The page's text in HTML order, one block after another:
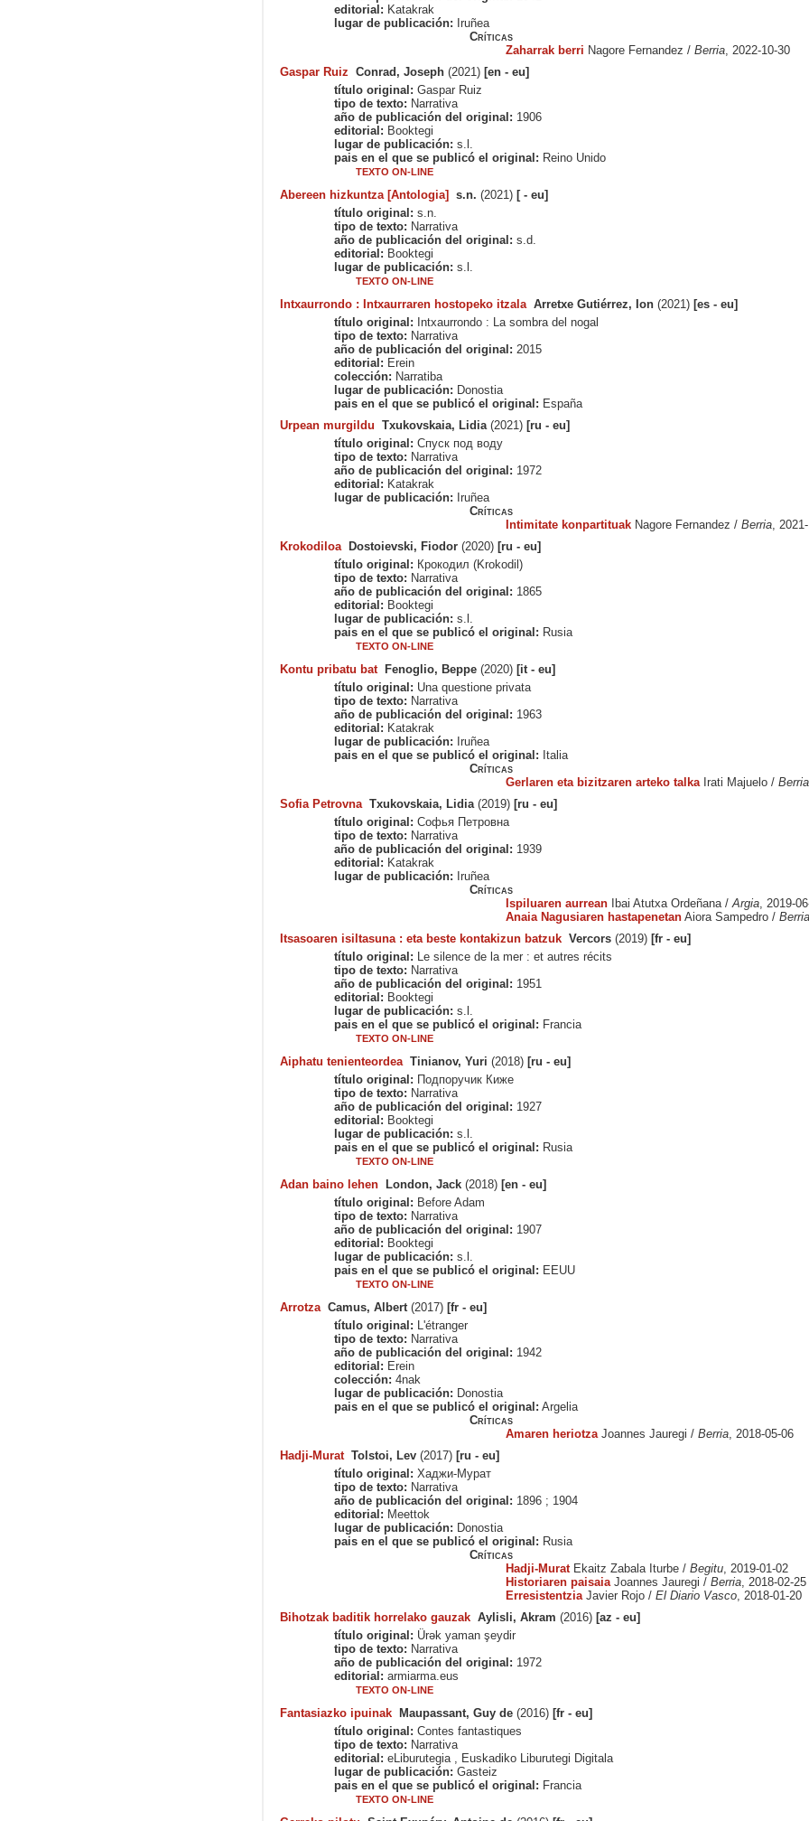
editorial: Katakrak
lugar de publicación: Iruñea
Críticas
Zaharrak berri Nagore Fernandez / Berria, 2022-10-30
Gaspar Ruiz Conrad, Joseph(2021) [en - eu]
título original: Gaspar Ruiz
tipo de texto: Narrativa
año de publicación del original: 1906
editorial: Booktegi
lugar de publicación: s.l.
pais en el que se publicó el original: Reino Unido
TEXTO ON-LINE
Abereen hizkuntza [Antologia] s.n. (2021) [ - eu]
título original: s.n.
tipo de texto: Narrativa
año de publicación del original: s.d.
editorial: Booktegi
lugar de publicación: s.l.
TEXTO ON-LINE
Intxaurrondo : Intxaurraren hostopeko itzala Arretxe Gutiérrez, Ion(2021) [es - eu]
título original: Intxaurrondo : La sombra del nogal
tipo de texto: Narrativa
año de publicación del original: 2015
editorial: Erein
colección: Narratiba
lugar de publicación: Donostia
pais en el que se publicó el original: España
Urpean murgildu Txukovskaia, Lidia(2021) [ru - eu]
título original: Спуск под воду
tipo de texto: Narrativa
año de publicación del original: 1972
editorial: Katakrak
lugar de publicación: Iruñea
Críticas
Intimitate konpartituakNagore Fernandez / Berria,
Krokodiloa
Dostoievski, Fiodor(2020) [ru - eu]
título original: Крокодил (Krokodil)
tipo de texto: Narrativa
año de publicación del original: 1865
editorial: Booktegi
lugar de publicación: s.l.
pais en el que se publicó el original: Rusia
TEXTO ON-LINE
Kontu pribatu bat Fenoglio, Beppe(2020) [it - eu]
título original: Una questione privata
tipo de texto: Narrativa
año de publicación del original: 1963
editorial: Katakrak
lugar de publicación: Iruñea
pais en el que se publicó el original: Italia
Críticas
Gerlaren eta bizitzaren arteko talkaIrati Majuelo / Berria
Sofia Petrovna Txukovskaia, Lidia(2019) [ru - eu]
título original: Софья Петровна
tipo de texto: Narrativa
año de publicación del original: 1939
editorial: Katakrak
lugar de publicación: Iruñea
Críticas
Ispiluaren aurreanIbai Atutxa Ordeñana /Argia, 2019-
Anaia Nagusiaren hastapenetanAiora Sampedro / Berria
Itsasoaren isiltasuna : eta beste kontakizun batzuk Vercors(2019) [fr - eu]
título original: Le silence de la mer : et autres récits
tipo de texto: Narrativa
año de publicación del original: 1951
editorial: Booktegi
lugar de publicación: s.l.
pais en el que se publicó el original: Francia
TEXTO ON-LINE
Aiphatu tenienteordea Tinianov, Yuri (2018) [ru - eu]
título original: Подпоручик Киже
tipo de texto: Narrativa
año de publicación del original: 1927
editorial: Booktegi
lugar de publicación: s.l.
pais en el que se publicó el original: Rusia
TEXTO ON-LINE
Adan baino lehen London, Jack(2018) [en - eu]
título original: Before Adam
tipo de texto: Narrativa
año de publicación del original: 1907
editorial: Booktegi
lugar de publicación: s.l.
pais en el que se publicó el original: EEUU
TEXTO ON-LINE
Arrotza Camus, Albert(2017) [fr - eu]
título original: L'étranger
tipo de texto: Narrativa
año de publicación del original: 1942
editorial: Erein
colección: 4nak
lugar de publicación: Donostia
pais en el que se publicó el original: Argelia
Críticas
Amaren heriotzaJoannes Jauregi / Berria, 2018-05-06
Hadji-Murat Tolstoi, Lev(2017) [ru - eu]
título original: Хаджи-Мурат
tipo de texto: Narrativa
año de publicación del original: 1896 ; 1904
editorial: Meettok
lugar de publicación: Donostia
pais en el que se publicó el original: Rusia
Críticas
Hadji-MuratEkaitz Zabala Iturbe / Begitu, 2019-01-02
Historiaren paisaiaJoannes Jauregi / Berria, 2018-02-25
ErresistentziaJavier Rojo / El Diario Vasco, 2018-01-20
Bihotzak baditik horrelako gauzak Aylisli, Akram (2016) [az - eu]
título original: Ürək yaman şeydir
tipo de texto: Narrativa
año de publicación del original: 1972
editorial: armiarma.eus
TEXTO ON-LINE
Fantasiazko ipuinak Maupassant, Guy de(2016) [fr - eu]
título original: Contes fantastiques
tipo de texto: Narrativa
editorial: eLiburutegia , Euskadiko Liburutegi Digitala
lugar de publicación: Gasteiz
pais en el que se publicó el original: Francia
TEXTO ON-LINE